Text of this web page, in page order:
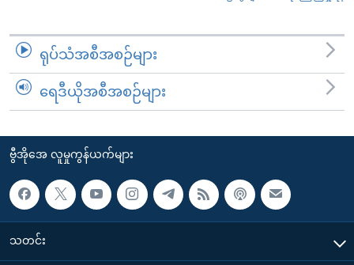
ရုပ်သံအစီအစဉ်များ
ရေဒီယိုအစီအစဉ်များ
ဗွီအိုအေ လူမှုကွန်ယက်များ
သတင်း